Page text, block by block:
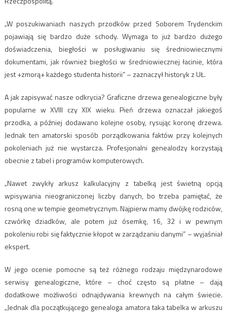
„W poszukiwaniach naszych przodków przed Soborem Trydenckim
pojawiają się bardzo duże schody. Wymaga to już bardzo dużego
doświadczenia, biegłości w posługiwaniu się średniowiecznymi
dokumentami, jak również biegłości w średniowiecznej łacinie, która
jest +zmorą+ każdego studenta historii” – zaznaczył historyk z UŁ.
A jak zapisywać nasze odkrycia? Graficzne drzewa genealogiczne były
popularne w XVIII czy XIX wieku. Pień drzewa oznaczał jakiegoś
przodka, a później dodawano kolejne osoby, rysując koronę drzewa.
Jednak ten amatorski sposób porządkowania faktów przy kolejnych
pokoleniach już nie wystarcza. Profesjonalni genealodzy korzystają
obecnie z tabel i programów komputerowych.
„Nawet zwykły arkusz kalkulacyjny z tabelką jest świetną opcją
wpisywania nieograniczonej liczby danych, bo trzeba pamiętać, że
rosną one w tempie geometrycznym. Najpierw mamy dwójkę rodziców,
czwórkę dziadków, ale potem już ósemkę, 16, 32 i w pewnym
pokoleniu robi się faktycznie kłopot w zarządzaniu danymi” – wyjaśniał
ekspert.
W jego ocenie pomocne są też różnego rodzaju międzynarodowe
serwisy genealogiczne, które – choć często są płatne – dają
dodatkowe możliwości odnajdywania krewnych na całym świecie.
„Jednak dla początkującego genealoga amatora taka tabelka w arkuszu